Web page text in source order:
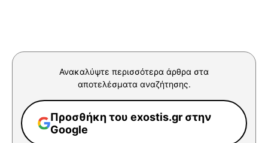
Ανακαλύψτε περισσότερα άρθρα στα
αποτελέσματα αναζήτησης.
Προσθήκη του exostis.gr στην
Google